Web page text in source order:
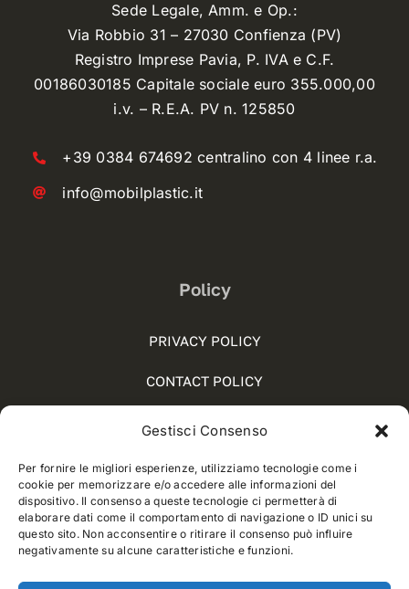
Gestisci Consenso
Per fornire le migliori esperienze, utilizziamo tecnologie come i
cookie per memorizzare e/o accedere alle informazioni del
dispositivo. Il consenso a queste tecnologie ci permetterà di
elaborare dati come il comportamento di navigazione o ID unici su
questo sito. Non acconsentire o ritirare il consenso può influire
negativamente su alcune caratteristiche e funzioni.
Sede Legale, Amm. e Op.:
Via Robbio 31 – 27030 Confienza (PV)
Registro Imprese Pavia, P. IVA e C.F.
00186030185 Capitale sociale euro 355.000,00
i.v. – R.E.A. PV n. 125850
+39 0384 674692 centralino con 4 linee r.a.
info@mobilplastic.it
Policy
PRIVACY POLICY
CONTACT POLICY
COOKIE POLICY (UE)
SOCIAL MEDIA POLICY
WHISTLEBLOWING
© 2012 - 2025 • Developed byWay Solutions